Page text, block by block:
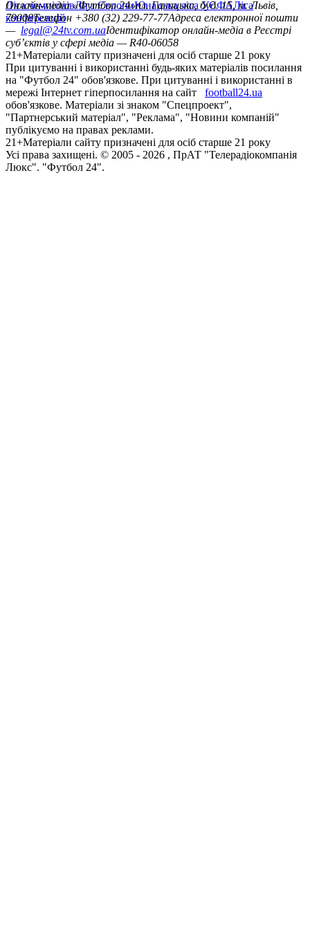
Ліга чемпіонівЛіга ЄвропиЮнацька ліга УЄФАЛіга
конференцій
Онлайн-медіа «Футбол 24»пл. Галицька, буд. 15, м. Львів,
79008Телефон +380 (32) 229-77-77Адреса електронної пошти
— legal@24tv.com.uaІдентифікатор онлайн-медіа в Реєстрі
суб’єктів у сфері медіа — R40-06058
21+Матеріали сайту призначені для осіб старше 21 року
При цитуванні і використанні будь-яких матеріалів посилання
на "Футбол 24" обов'язкове. При цитуванні і використанні в
мережі Інтернет гіперпосилання на сайт
football24.ua
обов'язкове. Матеріали зі знаком "Спецпроект",
"Партнерський матеріал", "Реклама", "Новини компаній"
публікуємо на правах реклами.
21+Матеріали сайту призначені для осіб старше 21 року
Усi права захищенi. © 2005 - 2026 , ПрАТ "Телерадіокомпанія
Люкс". "Футбол 24".